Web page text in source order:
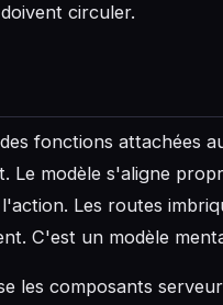
circuler.
fonctions attachées
Le modèle s'aligne
Les routes
C'est un modèle
les composants